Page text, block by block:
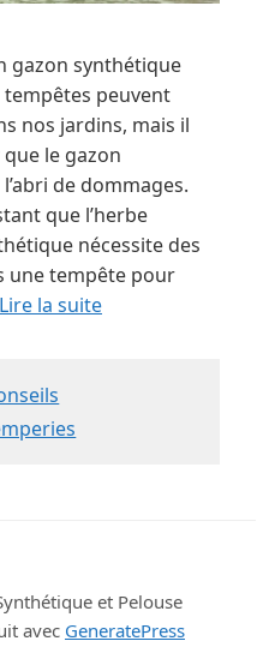
gazon synthétique
peuvent
nos jardins, mais il
le gazon
de dommages.
que l’herbe
nécessite des
une tempête pour
Lire la suite
et Pelouse
avec GeneratePress